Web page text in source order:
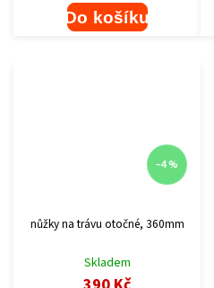
Do košíku
–4 %
nůžky na trávu otočné, 360mm
Skladem